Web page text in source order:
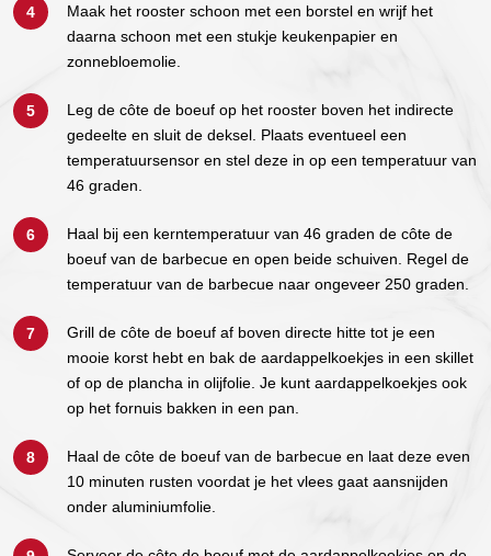
Maak het rooster schoon met een borstel en wrijf het
daarna schoon met een stukje keukenpapier en
zonnebloemolie.
Leg de côte de boeuf op het rooster boven het indirecte
gedeelte en sluit de deksel. Plaats eventueel een
temperatuursensor en stel deze in op een temperatuur van
46 graden.
Haal bij een kerntemperatuur van 46 graden de côte de
boeuf van de barbecue en open beide schuiven. Regel de
temperatuur van de barbecue naar ongeveer 250 graden.
Grill de côte de boeuf af boven directe hitte tot je een
mooie korst hebt en bak de aardappelkoekjes in een skillet
of op de plancha in olijfolie. Je kunt aardappelkoekjes ook
op het fornuis bakken in een pan.
Haal de côte de boeuf van de barbecue en laat deze even
10 minuten rusten voordat je het vlees gaat aansnijden
onder aluminiumfolie.